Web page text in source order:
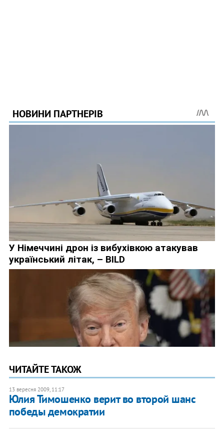
ЧИТАЙТЕ ТАКОЖ
13 вересня 2009, 11:17
Юлия Тимошенко верит во второй шанс
победы демократии